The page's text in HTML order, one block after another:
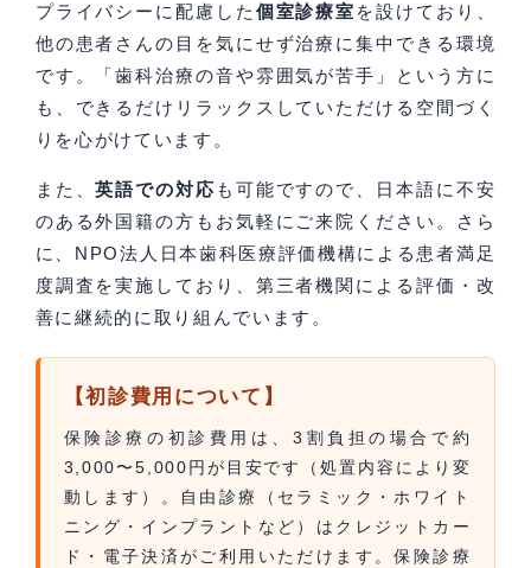
プライバシーに配慮した 個室診療室 を設けており、
他の患者さんの目を気にせず治療に集中できる環境
です。「歯科治療の音や雰囲気が苦手」という方に
も、できるだけリラックスしていただける空間づく
りを心がけています。
また、英語での対応 も可能ですので、日本語に不安
のある外国籍の方もお気軽にご来院ください。さら
に、NPO法人日本歯科医療評価機構による患者満足
度調査を実施しており、第三者機関による評価・改
善に継続的に取り組んでいます。
【初診費用について】
保険診療の初診費用は、3割負担の場合で約
3,000〜5,000円が目安です（処置内容により変
動します）。自由診療（セラミック・ホワイト
ニング・インプラントなど）はクレジットカー
ド・電子決済がご利用いただけます。保険診療